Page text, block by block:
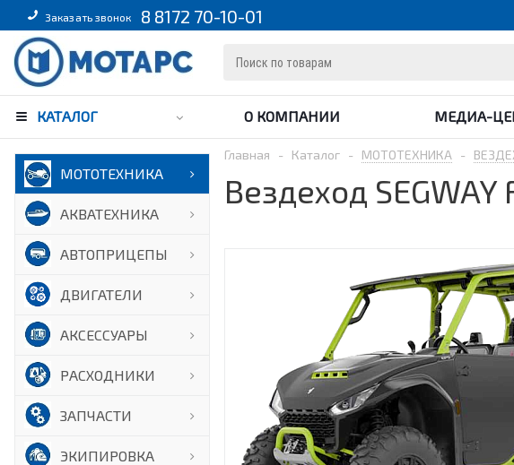
Заказать звонок 8 8172 70-10-01
КАТАЛОГ О КОМПАНИИ МЕДИА-
МОТОТЕХНИКА
АКВАТЕХНИКА
АВТОПРИЦЕПЫ
ДВИГАТЕЛИ
АКСЕССУАРЫ
РАСХОДНИКИ
ЗАПЧАСТИ
ЭКИПИРОВКА
Главная - Каталог - МОТОТЕХНИКА -
Вездеход